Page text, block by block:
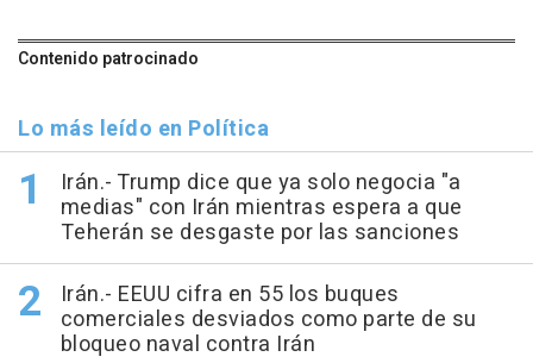
Contenido patrocinado
Lo más leído en Política
Irán.- Trump dice que ya solo negocia "a
medias" con Irán mientras espera a que
Teherán se desgaste por las sanciones
Irán.- EEUU cifra en 55 los buques
comerciales desviados como parte de su
bloqueo naval contra Irán